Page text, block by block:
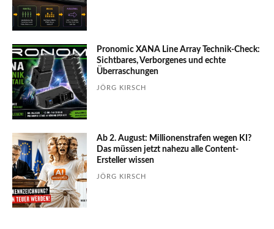
Pronomic XANA Line Array Technik-Check:
Sichtbares, Verborgenes und echte
Überraschungen
JÖRG KIRSCH
Ab 2. August: Millionenstrafen wegen KI?
Das müssen jetzt nahezu alle Content-
Ersteller wissen
JÖRG KIRSCH